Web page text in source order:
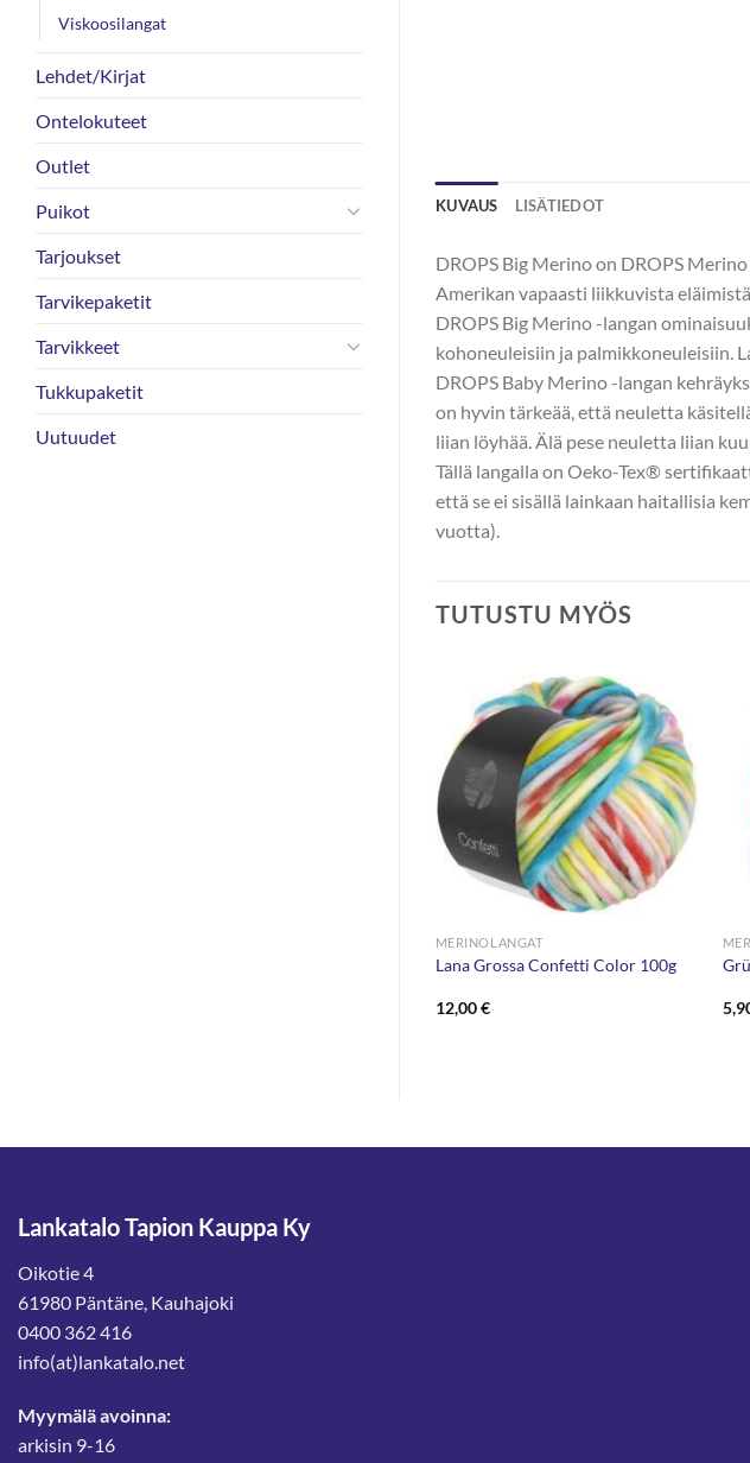
Viskoosilangat
Lehdet/Kirjat
Ontelokuteet
Outlet
Puikot
Tarjoukset
Tarvikepaketit
Tarvikkeet
Tukkupaketit
Uutuudet
KUVAUS LISÄTIEDOT
DROPS Big Merino on DROPS
Amerikan vapaasti liikkuvista
DROPS Big Merino -langan
kohoneuleisiin ja palmikkoneuleisiin.
DROPS Baby Merino -langan
on hyvin tärkeää, että neuletta
liian löyhää. Älä pese neuletta liian
Tällä langalla on Oeko-Tex®
että se ei sisällä lainkaan haitallisia
vuotta).
TUTUSTU MYÖS
MERINOLANGAT
Lana Grossa Confetti Color 100g
12,00€
Lankatalo Tapion Kauppa Ky
Oikotie 4
61980 Päntäne, Kauhajoki
0400 362 416
info(at)lankatalo.net
Myymälä avoinna:
arkisin 9-16